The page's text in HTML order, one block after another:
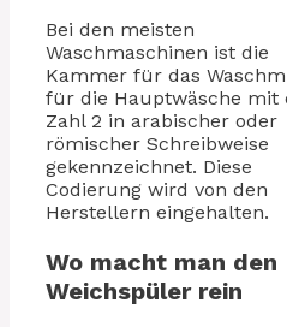
Bei den meisten
Waschmaschinen ist die
Kammer für das
für die Hauptwäsche mit
Zahl 2 in arabischer oder
römischer Schreibweise
gekennzeichnet. Diese
Codierung wird von den
Herstellern eingehalten.
Wo macht man den
Weichspüler rein